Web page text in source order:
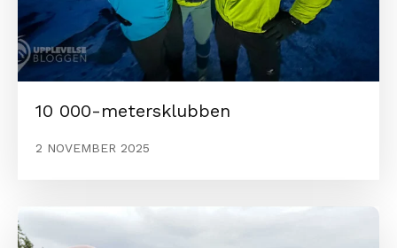
10 000-metersklubben
2 NOVEMBER 2025